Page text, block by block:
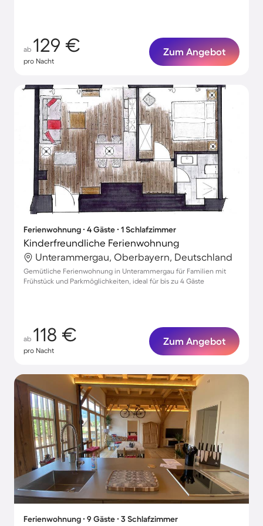
ab 129 €
pro Nacht
Zum Angebot
Ferienwohnung ∙ 4 Gäste ∙ 1 Schlafzimmer
Kinderfreundliche Ferienwohnung
Unterammergau, Oberbayern, Deutschland
Gemütliche Ferienwohnung in Unterammergau für Familien mit
Frühstück und Parkmöglichkeiten, ideal für bis zu 4 Gäste
ab 118 €
pro Nacht
Zum Angebot
Ferienwohnung ∙ 9 Gäste ∙ 3 Schlafzimmer